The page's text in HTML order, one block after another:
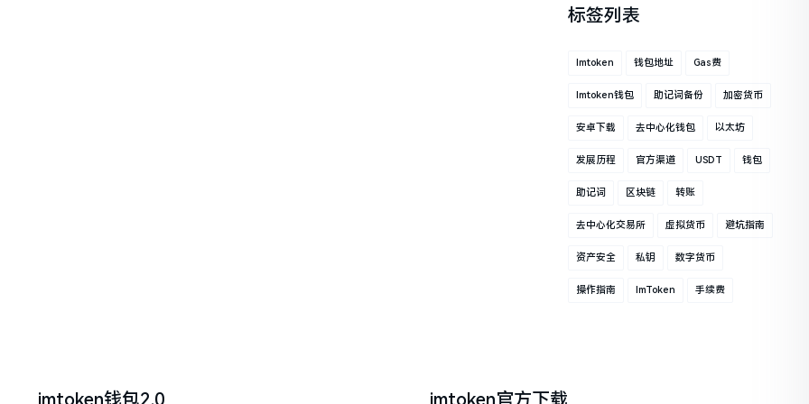
标签列表
Imtoken 钱包地址 Gas费
Imtoken钱包 助记词备份 加密货币
安卓下载 去中心化钱包 以太坊
发展历程 官方渠道 USDT 钱包
助记词 区块链 转账
去中心化交易所 虚拟货币 避坑指南
资产安全 私钥 数字货币
操作指南 ImToken 手续费